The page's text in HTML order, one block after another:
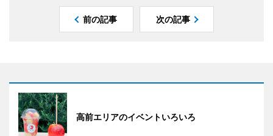
前の記事 次の記事
高前エリアのイベントいろいろ